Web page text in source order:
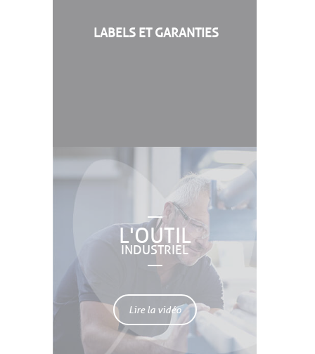
LABELS ET GARANTIES
L'OUTIL
INDUSTRIEL
Lire la vidéo